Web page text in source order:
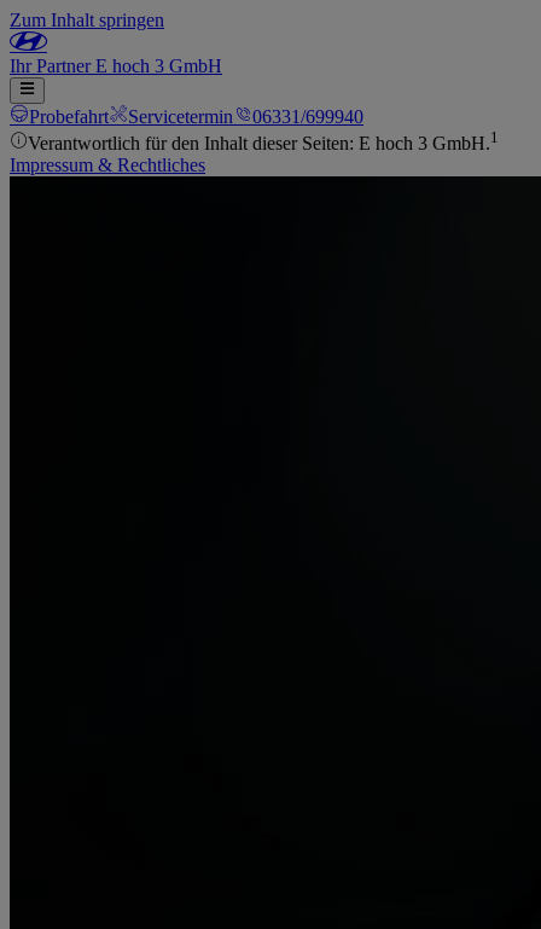
Zum Inhalt springen
IhrPartnerE hoch 3 GmbH
Probefahrt Servicetermin
06331/699940
Verantwortlich für den Inhalt dieser Seiten: E hoch 3 GmbH.1
Impressum & Rechtliches